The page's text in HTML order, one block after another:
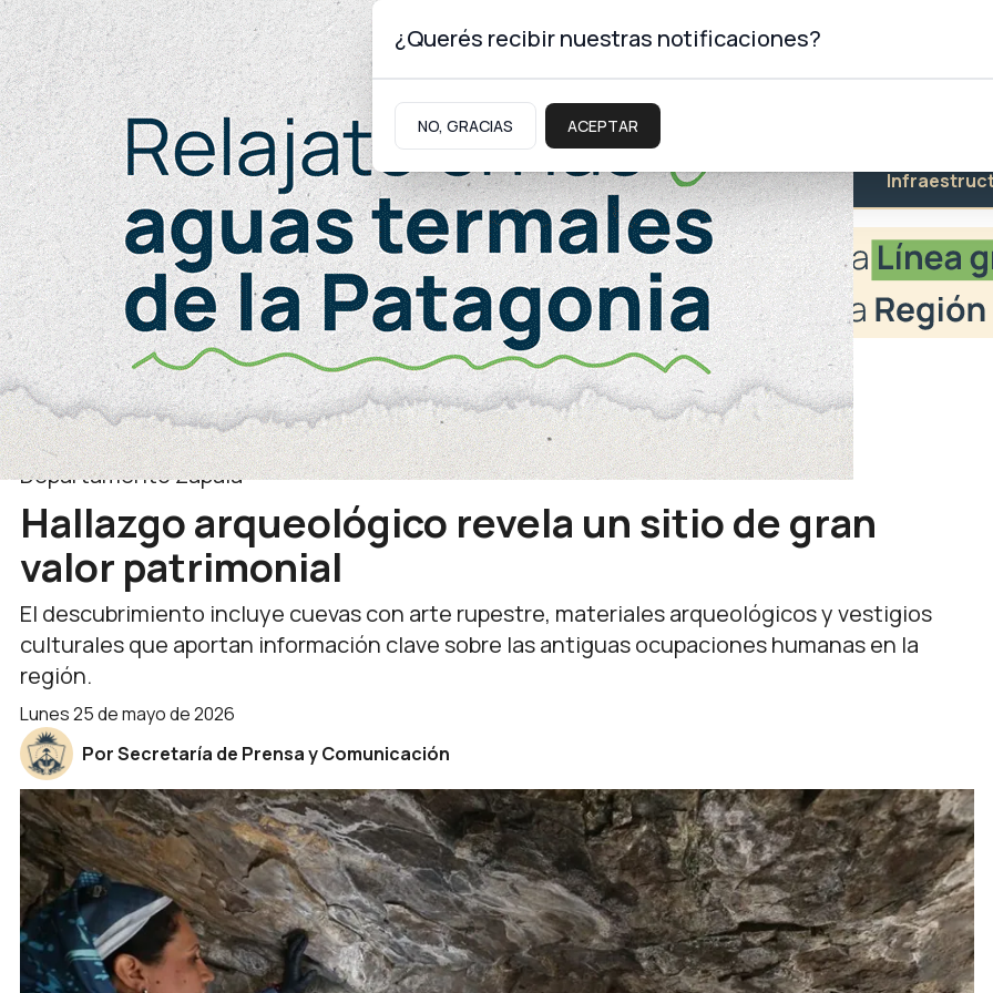
Viernes 7 deAgosto de 2026
Neuquinidad Gabinete Turismo Educación Salud
Juventud
Departamento Zapala
Hallazgo arqueológico revela un sitio de gran
valor patrimonial
El descubrimiento incluye cuevas con arte rupestre, materiales arqueológicos y vestigios
culturales que aportan información clave sobre las antiguas ocupaciones humanas en la
región.
lunes 25 de mayo de 2026
Por Secretaría de Prensa y Comunicación
¿Querés recibir nuestras notificaciones?
NO, GRACIAS ACEPTAR